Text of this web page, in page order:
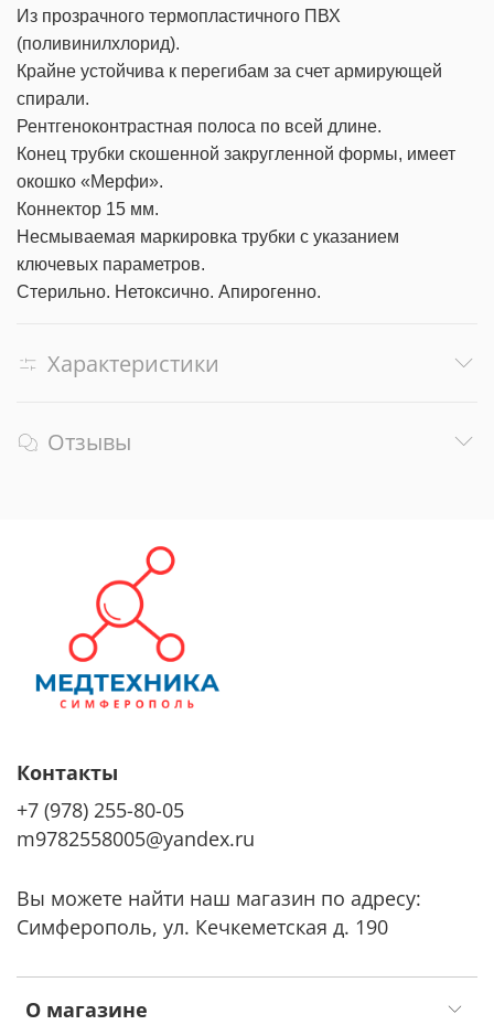
Из прозрачного термопластичного ПВХ
(поливинилхлорид).
Крайне устойчива к перегибам за счет армирующей
спирали.
Рентгеноконтрастная полоса по всей длине.
Конец трубки скошенной закругленной формы, имеет
окошко «Мерфи».
Коннектор 15 мм.
Несмываемая маркировка трубки с указанием
ключевых параметров.
Стерильно. Нетоксично. Апирогенно.
Характеристики
Отзывы
О магазине
Контакты
+7 (978) 255-80-05
m9782558005@yandex.ru
Вы можете найти наш магазин по адресу:
Симферополь, ул. Кечкеметская д. 190